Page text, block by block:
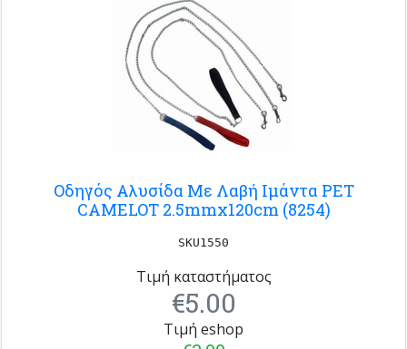
Οδηγός Αλυσίδα Με Λαβή Ιμάντα PET
CAMELOT 2.5mmx120cm (8254)
SKU1550
Τιμή καταστήματος
€5.00
Τιμή eshop